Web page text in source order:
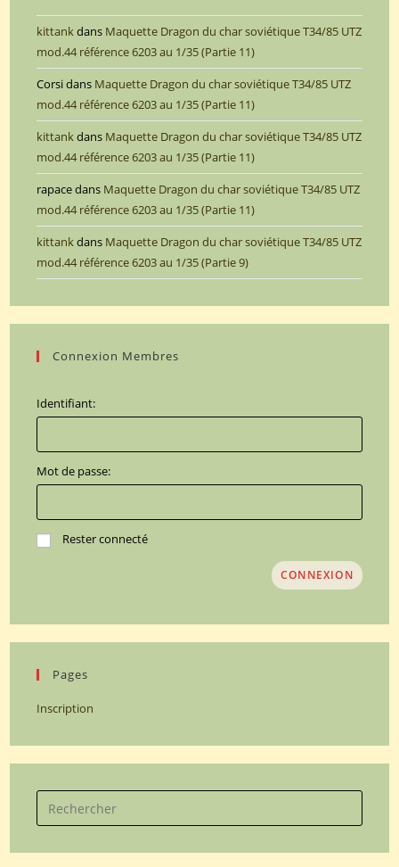
kittankdans Maquette Dragon du char soviétique T34/85 UTZ
mod.44 référence 6203 au 1/35 (Partie 11)
Corsidans Maquette Dragon du char soviétique T34/85 UTZ
mod.44 référence 6203 au 1/35 (Partie 11)
kittankdans Maquette Dragon du char soviétique T34/85 UTZ
mod.44 référence 6203 au 1/35 (Partie 11)
rapacedans Maquette Dragon du char soviétique T34/85 UTZ
mod.44 référence 6203 au 1/35 (Partie 11)
kittankdans Maquette Dragon du char soviétique T34/85 UTZ
mod.44 référence 6203 au 1/35 (Partie 9)
Connexion Membres
Identifiant:
Mot de passe:
Rester connecté
CONNEXION
Pages
Inscription